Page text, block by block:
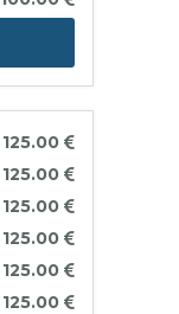
125.00
125.00
125.00
125.00
125.00
125.00